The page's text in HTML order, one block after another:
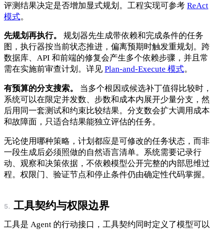
评测结果决定是否增加显式规划。工程实现可参考 ReAct
模式。
先规划再执行。
规划器先生成带依赖和完成条件的任务
图，执行器按当前状态推进，偏离预期时触发重规划。跨
数据库、API 和前端的修复会产生多个依赖步骤，并且常
需在实施前审查计划。详见 Plan-and-Execute 模式。
有预算的分支搜索。
当多个根因或候选补丁值得比较时，
系统可以在限定并发数、步数和成本内展开少量分支，然
后用同一套测试和约束比较结果。分支数会扩大调用成本
和故障面，只适合结果能独立评估的任务。
无论使用哪种策略，计划都应是可修改的任务状态，而非
一段生成后必须照做的自然语言清单。系统需要记录行
动、观察和决策依据，不依赖模型公开完整的内部思维过
程。权限门、验证节点和停止条件仍由确定性代码掌握。
工具契约与权限边界
工具是 Agent 的行动接口，工具契约同时定义了模型可以